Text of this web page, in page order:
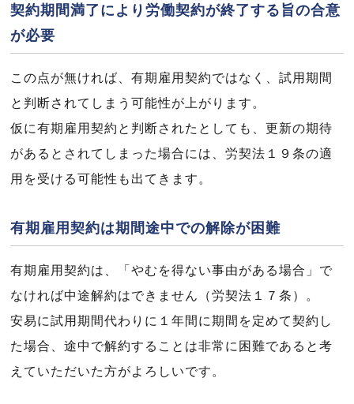
契約期間満了により労働契約が終了する旨の合意
が必要
この点が無ければ、有期雇用契約ではなく、試用期間
と判断されてしまう可能性が上がります。
仮に有期雇用契約と判断されたとしても、更新の期待
があるとされてしまった場合には、労契法１９条の適
用を受ける可能性も出てきます。
有期雇用契約は期間途中での解除が困難
有期雇用契約は、「やむを得ない事由がある場合」で
なければ中途解約はできません（労契法１７条）。
安易に試用期間代わりに１年間に期間を定めて契約し
た場合、途中で解約することは非常に困難であると考
えていただいた方がよろしいです。